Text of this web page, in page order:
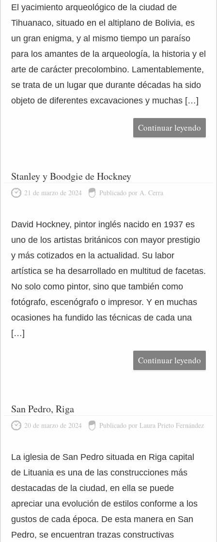
El yacimiento arqueológico de la ciudad de
Tihuanaco, situado en el altiplano de Bolivia, es
un gran enigma, y al mismo tiempo un paraíso
para los amantes de la arqueología, la historia y el
arte de carácter precolombino. Lamentablemente,
se trata de un lugar que durante décadas ha sido
objeto de diferentes excavaciones y muchas […]
Continuar leyendo
Stanley y Boodgie de Hockney
21 de marzo de 2024 Publicado por A. Cerra
David Hockney, pintor inglés nacido en 1937 es
uno de los artistas británicos con mayor prestigio
y más cotizados en la actualidad. Su labor
artística se ha desarrollado en multitud de facetas.
No solo como pintor, sino que también como
fotógrafo, escenógrafo o impresor. Y en muchas
ocasiones ha fundido las técnicas de cada una
[…]
Continuar leyendo
San Pedro, Riga
20 de marzo de 2024 Publicado por Laura Prieto Fernández
La iglesia de San Pedro situada en Riga capital
de Lituania es una de las construcciones más
destacadas de la ciudad, en ella se puede
apreciar una evolución de estilos conforme a los
gustos de cada época. De esta manera en San
Pedro, se encuentran trazas constructivas